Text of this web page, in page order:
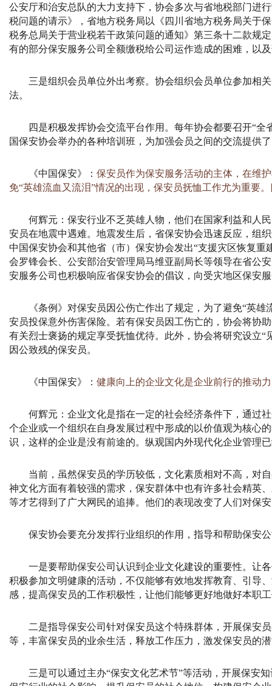
公安厅和治安总队的大力支持下，协会多次与省地税部门进
税问题的请示》，省地方税务局以《四川省地方税务局关于
税务总局关于营业税若干政策问题的通知》第三条十二款规
有的部分保安服务公司全额缴税给公司运作造成的困难，以
三是组织会员单位外出考察。协会组织会员单位参加相
法。
四是积极发挥协会交流平台作用。每年协会都要召开“
国保安协会举办的各种培训班，为加强会员之间的交流提供
《中国保安》： 保安员作为保安服务活动的主体，在维
免“英雄流血又流泪”情况的出现，保安员抚恤工作尤为重要
何辉元： 保安行业不乏英雄人物，他们在国家利益和人
安员在地震中遇难。地震发生后，省保安协会迅速反应，组
中国保安协会和其他省（市）保安协会发出“支援灾区恢复
会罗锋会长、公安部治安管理局马维亚副局长等领导在省公
安服务公司也积极响应省保安协会的倡议，向受灾地区保安
《条例》对保安员因公伤亡作出了规定，为了避免“英
安员投保意外伤害保险。若有保安员因工伤亡的，协会将协
有关烈士褒扬的规定享受抚恤优待。此外，协会将研究设立
因公致残的保安员。
《中国保安》： 健康向上的企业文化是企业前行的推动
何辉元： 企业文化是指在一定的社会经济条件下，通过
个企业或一个组织在自身发展过程中形成的以价值观为核心
识，这样的企业是没有前途的。纵观国内外现代化企业管理
当前，虽然保安员的学历较低，文化素质相对不高，对
神文化方面有着较强的需求，保安群体中也有许多社会精英
等才艺得到了广大网民的追捧。他们的表现改变了人们对保
保安协会要充分发挥行业组织的作用，指导和帮助保安
一是要帮助保安公司认识到企业文化建设的重要性。让
积极参加文明健康的活动，不仅能够有效地发挥教育、引导
感，提高保安员的工作积极性，让他们能够更好地做好本职
二是指导保安公司针对保安员这个特殊群体，开展保安
等，丰富保安员的业余生活，释放工作压力，激发保安员的
三是可以通过主办“保安文化艺术节”等活动，开展保安